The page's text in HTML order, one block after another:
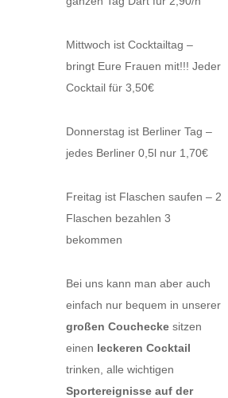
Mittwoch ist Cocktailtag –
bringt Eure Frauen mit!!! Jeder
Cocktail für 3,50€
Donnerstag ist Berliner Tag –
jedes Berliner 0,5l nur 1,70€
Freitag ist Flaschen saufen – 2
Flaschen bezahlen 3
bekommen
Bei uns kann man aber auch
einfach nur bequem in unserer
großen Couchecke sitzen
einen leckeren Cocktail
trinken, alle wichtigen
Sportereignisse auf der